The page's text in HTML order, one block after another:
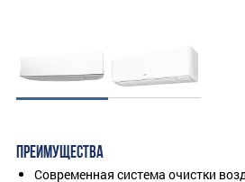
ПРЕИМУЩЕСТВА
Современная система очистки